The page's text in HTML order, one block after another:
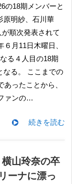
原明紗、石川華
順次発表されて
６月11日木曜日、
る４人目の18期
なる。 ここまでの
ったことから、
ァンの…
続きを読む
山玲奈の卒
ーナに漂っ